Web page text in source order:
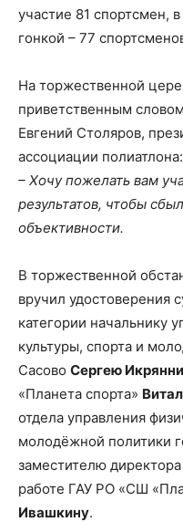
участие 81 спортсмен,
гонкой – 77
На торжественной
приветственным
Евгений Столяров,
ассоциации полиатлона:
– Хочу пожелать вам
результатов, чтобы
объективности.
В торжественной
вручил удостоверения
категории начальнику
культуры, спорта и
Сасово Сергею
«Планета спорта»
отдела управления
молодёжной политики
заместителю
работе ГАУ РО «СШ
Ивашкину.